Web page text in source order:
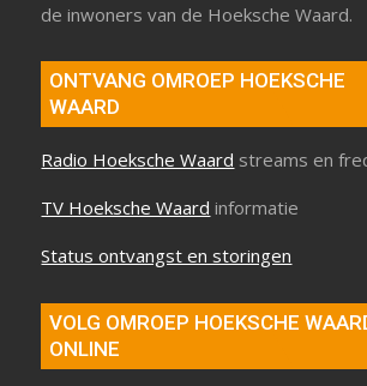
de inwoners van de Hoeksche Waard.
ONTVANG OMROEP HOEKSCHE
WAARD
Radio Hoeksche Waard streams en
TV Hoeksche Waard informatie
Status ontvangst en storingen
VOLG OMROEP HOEKSCHE
ONLINE